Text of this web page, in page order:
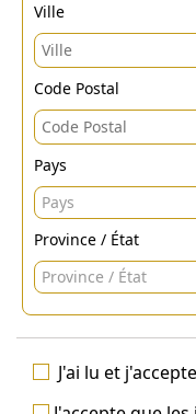
Ville
Code Postal
Pays
Pays
Province / État
Province / État
J'ai lu et j'accepte